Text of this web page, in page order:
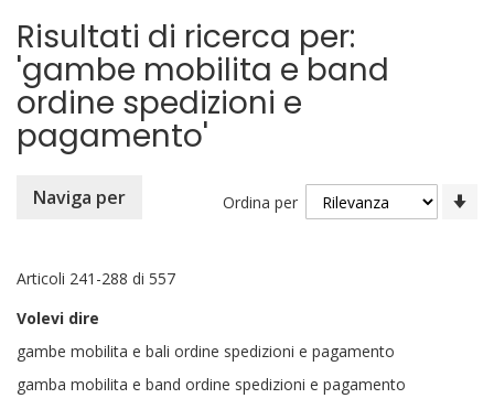
Risultati di ricerca per:
'gambe mobilita e band
ordine spedizioni e
pagamento'
Articoli 241 -288 di 557
Ordina per
Volevi dire
gambe mobilita e bali ordine spedizioni e pagamento
gamba mobilita e band ordine spedizioni e pagamento
Naviga per